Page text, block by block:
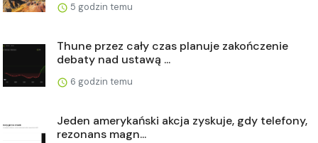
5 godzin temu
Thune przez cały czas planuje zakończenie
debaty nad ustawą ...
6 godzin temu
Jeden amerykański akcja zyskuje, gdy telefony,
rezonans magn...